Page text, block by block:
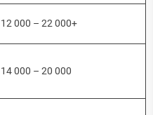
12 000 – 22 000+
14 000 – 20 000